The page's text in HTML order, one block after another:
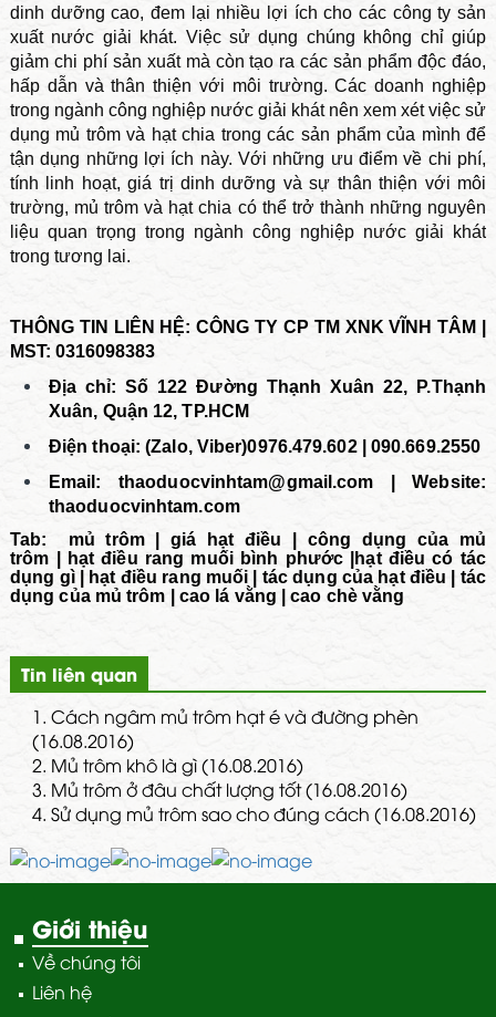
dinh dưỡng cao, đem lại nhiều lợi ích cho các công ty sản
xuất nước giải khát. Việc sử dụng chúng không chỉ giúp
giảm chi phí sản xuất mà còn tạo ra các sản phẩm độc đáo,
hấp dẫn và thân thiện với môi trường. Các doanh nghiệp
trong ngành công nghiệp nước giải khát nên xem xét việc sử
dụng mủ trôm và hạt chia trong các sản phẩm của mình để
tận dụng những lợi ích này. Với những ưu điểm về chi phí,
tính linh hoạt, giá trị dinh dưỡng và sự thân thiện với môi
trường, mủ trôm và hạt chia có thể trở thành những nguyên
liệu quan trọng trong ngành công nghiệp nước giải khát
trong tương lai.
THÔNG TIN LIÊN HỆ: CÔNG TY CP TM XNK VĨNH TÂM |
MST: 0316098383
Địa chỉ: Số 122 Đường Thạnh Xuân 22, P.Thạnh
Xuân, Quận 12, TP.HCM
Điện thoại: (Zalo, Viber)0976.479.602 | 090.669.2550
Email: thaoduocvinhtam@gmail.com | Website:
thaoduocvinhtam.com
Tab: mủ trôm|giá hạt điều
công dụng của mủ
trôm
hạt điều rang muối bình phước
hạt điều có tác
dụng gì| hạt điều rang muối tác dụng của hạt điều
tác
dụng của mủ trôm
cao lá vằng |cao chè vằng
Tin liên quan
1. Cách ngâm mủ trôm hạt é và đường phèn
(16.08.2016)
2. Mủ trôm khô là gì (16.08.2016)
3. Mủ trôm ở đâu chất lượng tốt (16.08.2016)
4. Sử dụng mủ trôm sao cho đúng cách (16.08.2016)
Giới thiệu
Về chúng tôi
Liên hệ